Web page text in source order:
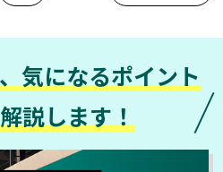
気になるポイント
説します！